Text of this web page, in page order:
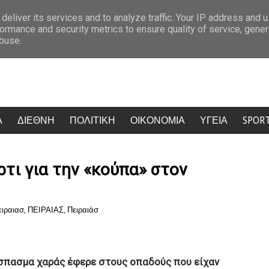
η έξοδος του Αυγούστου: Πάνω από 56.000 επιβάτες αναχωρούν σήμερα
ΔΙΕΘΝΗ ΠΟΛΙΤΙΚΗ ΟΙΚΟΝΟΜΙΑ ΥΓΕΙΑ
για την «κούπα» στον
, ΠΕΙΡΑΙΑΣ, Πειραιάσ
χαράς έφερε στους οπαδούς που είχαν
its services and to analyze traffic. Your IP address and
and security metrics to ensure quality of service,